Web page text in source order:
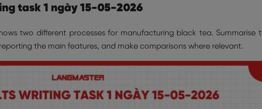
task 1 ngày 15-05-2026
two different processes for manufacturing black tea. Summarise
the main features, and make comparisons where relevant.